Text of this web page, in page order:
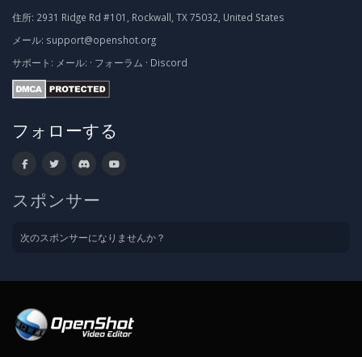
住所: 2931 Ridge Rd #101, Rockwall, TX 75032, United States
メール: support@openshot.org
サポート: メール: · フォーラム · Discord
フォローする
スポンサー
次のスポンサーになりませんか？